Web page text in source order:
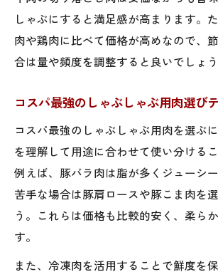
しゃぶにすると満足感が高まります。
肉や鶏肉に比べて価格が高めなので、
合は量や頻度を調整すると良いでしょう
コスパ最強のしゃぶしゃぶ用肉選び
コスパ最強のしゃぶしゃぶ用肉を選ぶ
を理解して用途に合わせて使い分ける
例えば、豚バラ肉は脂が多くジューシ
苦手な場合は豚肩ロースや豚こま肉を
う。これらは価格も比較的安く、柔ら
す。
また、冷凍肉を活用することで鮮度を